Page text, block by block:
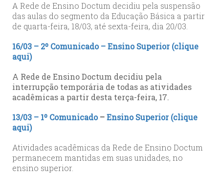
A Rede de Ensino Doctum decidiu pela suspensão
das aulas do segmento da Educação Básica a partir
de quarta-feira, 18/03, até sexta-feira, dia 20/03.
16/03 – 2º Comunicado – Ensino Superior (clique
aqui)
A Rede de Ensino Doctum decidiu pela
interrupção temporária de todas as atividades
acadêmicas a partir desta terça-feira, 17.
13/03 – 1º Comunicado–Ensino Superior (clique
aqui)
Atividades acadêmicas da Rede de Ensino Doctum
permanecem mantidas em suas unidades, no
ensino superior.